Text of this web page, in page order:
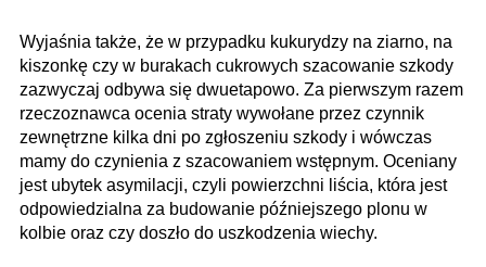
Wyjaśnia także, że w przypadku kukurydzy na ziarno, na
kiszonkę czy w burakach cukrowych szacowanie szkody
zazwyczaj odbywa się dwuetapowo. Za pierwszym razem
rzeczoznawca ocenia straty wywołane przez czynnik
zewnętrzne kilka dni po zgłoszeniu szkody i wówczas
mamy do czynienia z szacowaniem wstępnym. Oceniany
jest ubytek asymilacji, czyli powierzchni liścia, która jest
odpowiedzialna za budowanie późniejszego plonu w
kolbie oraz czy doszło do uszkodzenia wiechy.